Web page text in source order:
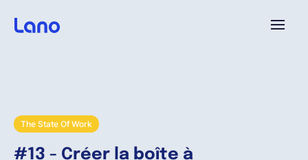
The State Of Work
#13 - Créer la boîte à
Pourquoi Lano?